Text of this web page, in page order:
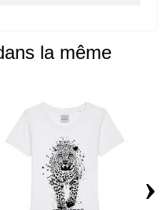
la même
›